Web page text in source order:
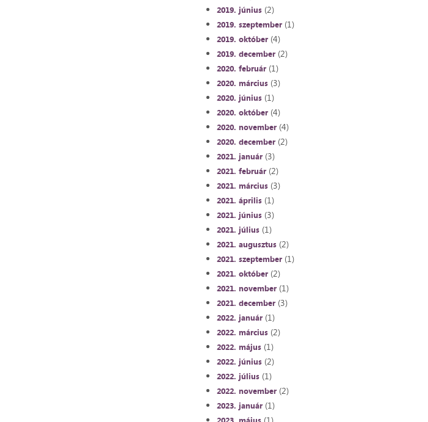
2019. június (2)
2019. szeptember (1)
2019. október (4)
2019. december (2)
2020. február (1)
2020. március (3)
2020. június (1)
2020. október (4)
2020. november (4)
2020. december (2)
2021. január (3)
2021. február (2)
2021. március (3)
2021. április (1)
2021. június (3)
2021. július (1)
2021. augusztus (2)
2021. szeptember (1)
2021. október (2)
2021. november (1)
2021. december (3)
2022. január (1)
2022. március (2)
2022. május (1)
2022. június (2)
2022. július (1)
2022. november (2)
2023. január (1)